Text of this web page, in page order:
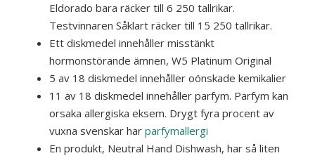
Eldorado bara räcker till 6 250 tallrikar.
Testvinnaren Såklart räcker till 15 250 tallrikar.
Ett diskmedel innehåller misstänkt
hormonstörande ämnen, W5 Platinum Original
5 av 18 diskmedel innehåller oönskade kemikalier
11 av 18 diskmedel innehåller parfym. Parfym kan
orsaka allergiska eksem. Drygt fyra procent av
vuxna svenskar har parfymallergi
En produkt, Neutral Hand Dishwash, har så liten